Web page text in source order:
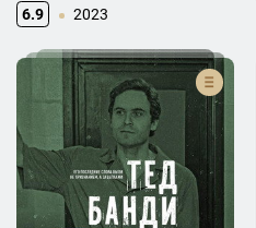
6.9 2023